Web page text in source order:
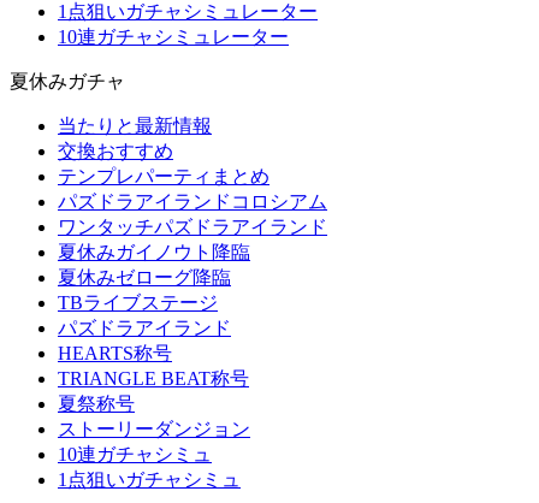
1点狙いガチャシミュレーター
10連ガチャシミュレーター
夏休みガチャ
当たりと最新情報
交換おすすめ
テンプレパーティまとめ
パズドラアイランドコロシアム
ワンタッチパズドラアイランド
夏休みガイノウト降臨
夏休みゼローグ降臨
TBライブステージ
パズドラアイランド
HEARTS称号
TRIANGLE BEAT称号
夏祭称号
ストーリーダンジョン
10連ガチャシミュ
1点狙いガチャシミュ